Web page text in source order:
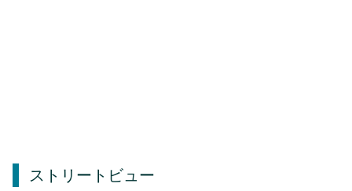
ストリートビュー